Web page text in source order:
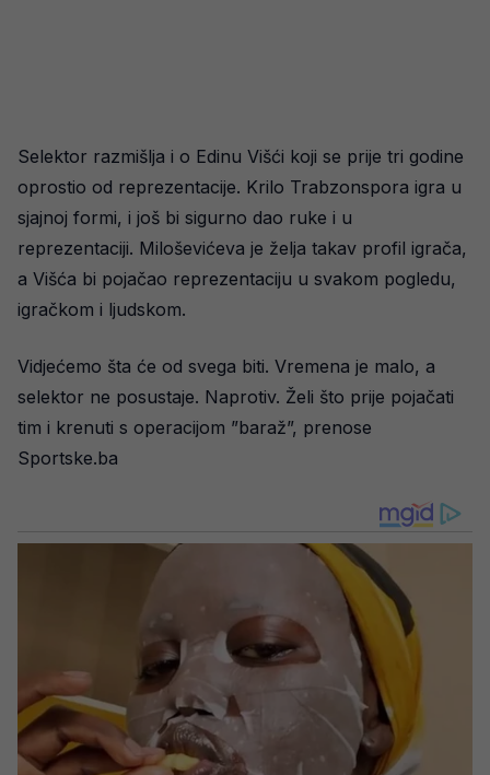
Selektor razmišlja i o Edinu Višći koji se prije tri godine
oprostio od reprezentacije. Krilo Trabzonspora igra u
sjajnoj formi, i još bi sigurno dao ruke i u
reprezentaciji. Miloševićeva je želja takav profil igrača,
a Višća bi pojačao reprezentaciju u svakom pogledu,
igračkom i ljudskom.
Vidjećemo šta će od svega biti. Vremena je malo, a
selektor ne posustaje. Naprotiv. Želi što prije pojačati
tim i krenuti s operacijom ”baraž”, prenose
Sportske.ba